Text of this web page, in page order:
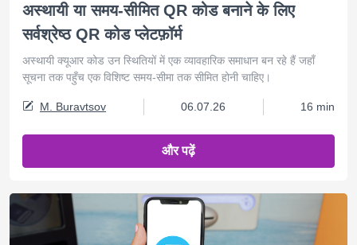
अस्थायी या समय-सीमित QR कोड बनाने के लिए
सर्वश्रेष्ठ QR कोड प्लेटफ़ॉर्म
अस्थायी क्यूआर कोड उन स्थितियों में एक व्यावहारिक समाधान बन रहे हैं जहाँ
सूचना तक पहुँच एक विशिष्ट समय-सीमा तक सीमित होनी चाहिए।
M. Buravtsov 06.07.26 16 min
और पढ़ें